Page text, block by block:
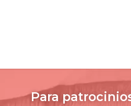
Para